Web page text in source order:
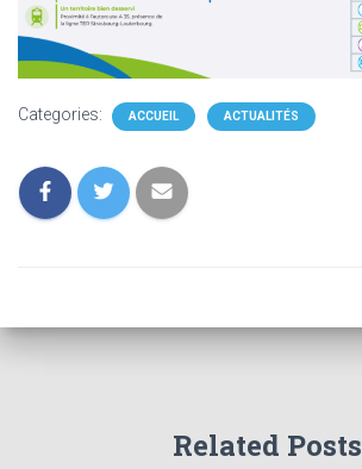
Categories: ACCUEIL ACTUALITÉS
Related Posts